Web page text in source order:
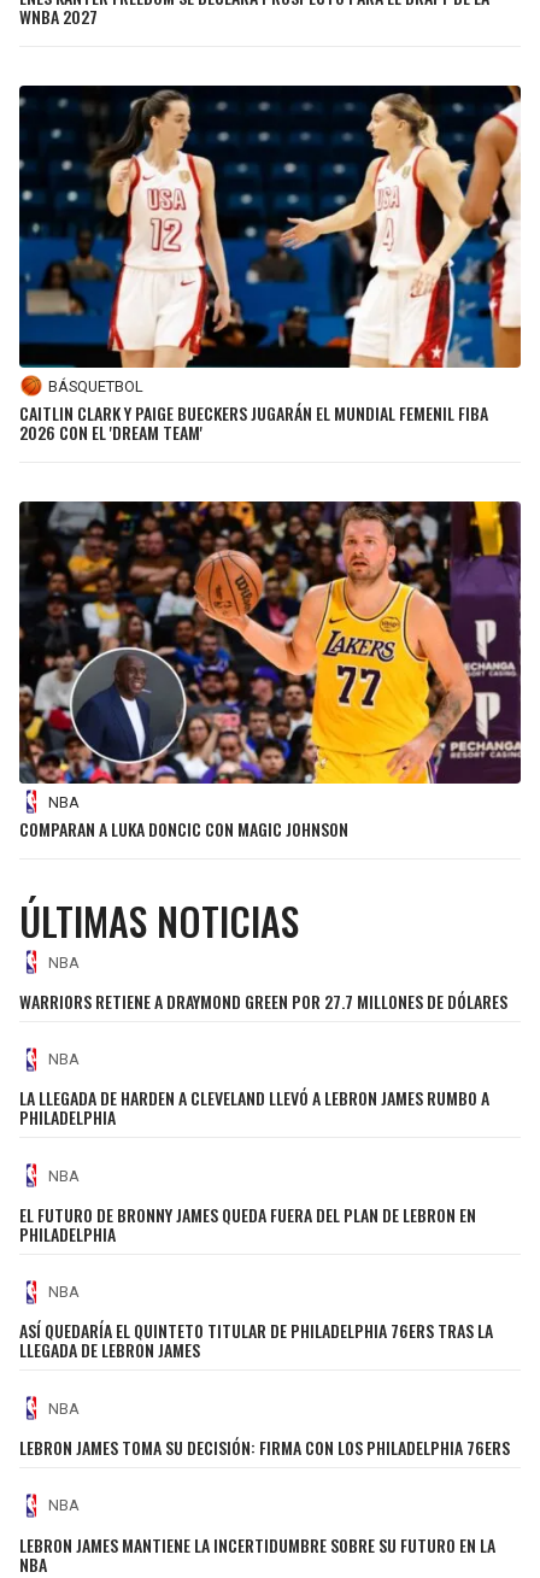
JAGUARS
TITANS
COWBOYS
GIANTS
EAGLES
COMMANDERS
CARDINALS
49ERS
SEAHAWKS
BEARS
LIONS
PACKERS
VIKINGS
PANTHERS
WIZARDS
WARRIORS
CLIPPERS
LAKERS
SUNS
MAVERICKS
GRIZZLIES
PELICANS
SPURS
NUGGETS
TIMBERWOLVES
THUNDER
JAZZ
WNBA 2027
BÁSQUETBOL
CAITLIN CLARK Y PAIGE BUECKERS JUGARÁN EL MUNDIAL FEMENIL FIBA
2026 CON EL 'DREAM TEAM'
NBA
COMPARAN A LUKA DONCIC CON MAGIC JOHNSON
ÚLTIMAS NOTICIAS
NBA
WARRIORS RETIENE A DRAYMOND GREEN POR 27.7 MILLONES DE DÓLARES
NBA
LA LLEGADA DE HARDEN A CLEVELAND LLEVÓ A LEBRON JAMES RUMBO A
PHILADELPHIA
NBA
EL FUTURO DE BRONNY JAMES QUEDA FUERA DEL PLAN DE LEBRON EN
PHILADELPHIA
NBA
ASÍ QUEDARÍA EL QUINTETO TITULAR DE PHILADELPHIA 76ERS TRAS LA
LLEGADA DE LEBRON JAMES
NBA
LEBRON JAMES TOMA SU DECISIÓN: FIRMA CON LOS PHILADELPHIA 76ERS
NBA
LEBRON JAMES MANTIENE LA INCERTIDUMBRE SOBRE SU FUTURO EN LA
NBA